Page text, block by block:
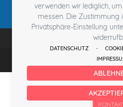
verwenden wir lediglich,
messen. Die Zustimmung
Privatsphäre-Einstellung
DATENSCHUTZ -
Hotel am Stadtpark
Impressum